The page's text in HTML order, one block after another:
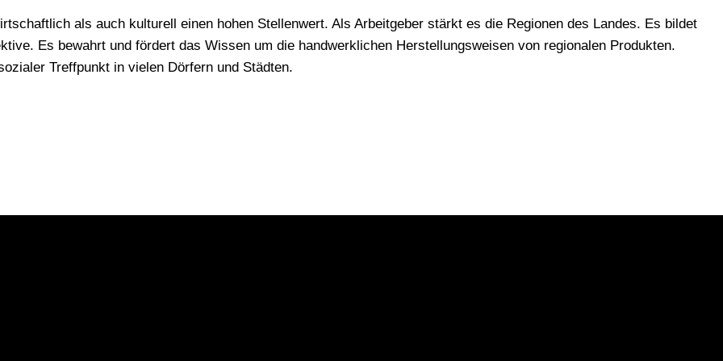
als auch kulturell einen hohen Stellenwert. Als Arbeitgeber stärkt es die Regionen des Landes. Es bildet
Es bewahrt und fördert das Wissen um die handwerklichen Herstellungsweisen von regionalen Produkten.
Treffpunkt in vielen Dörfern und Städten.